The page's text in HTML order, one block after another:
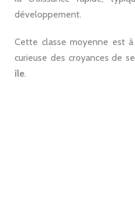
développement.
Cette classe moyenne est
curieuse des croyances de
île.